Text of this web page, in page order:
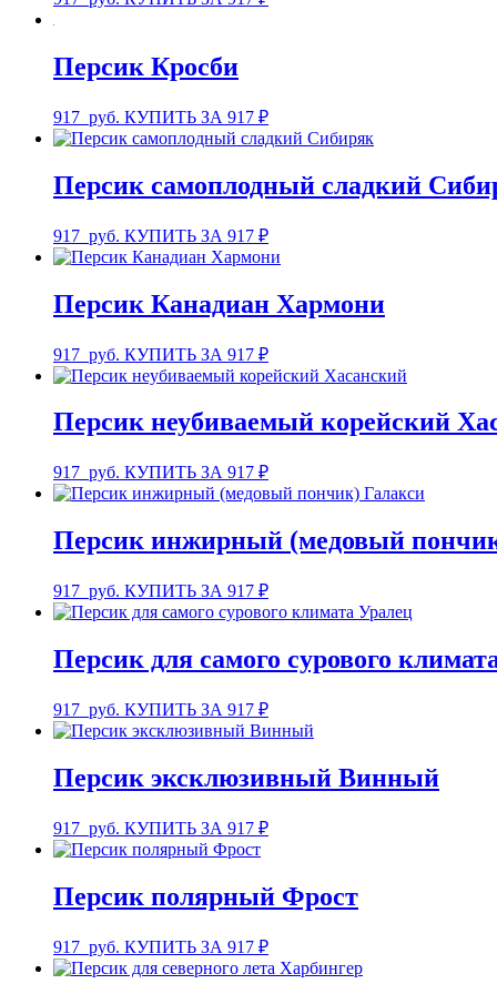
Персик Кросби
917 руб. КУПИТЬ ЗА 917 ₽
Персик самоплодный сладкий
917 руб. КУПИТЬ ЗА 917 ₽
Персик Канадиан Хармони
917 руб. КУПИТЬ ЗА 917 ₽
Персик неубиваемый корейский
917 руб. КУПИТЬ ЗА 917 ₽
Персик инжирный (медовый
917 руб. КУПИТЬ ЗА 917 ₽
Персик для самого сурового
917 руб. КУПИТЬ ЗА 917 ₽
Персик эксклюзивный Винный
917 руб. КУПИТЬ ЗА 917 ₽
Персик полярный Фрост
917 руб. КУПИТЬ ЗА 917 ₽